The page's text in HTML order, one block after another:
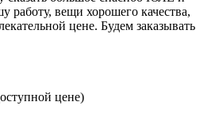
работу, вещи хорошего качества,
цене. Будем заказывать
цене)